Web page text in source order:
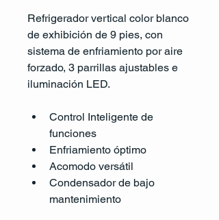
Refrigerador vertical color blanco
de exhibición de 9 pies, con
sistema de enfriamiento por aire
forzado, 3 parrillas ajustables e
iluminación LED.
Control Inteligente de
funciones
Enfriamiento óptimo
Acomodo versátil
Condensador de bajo
mantenimiento